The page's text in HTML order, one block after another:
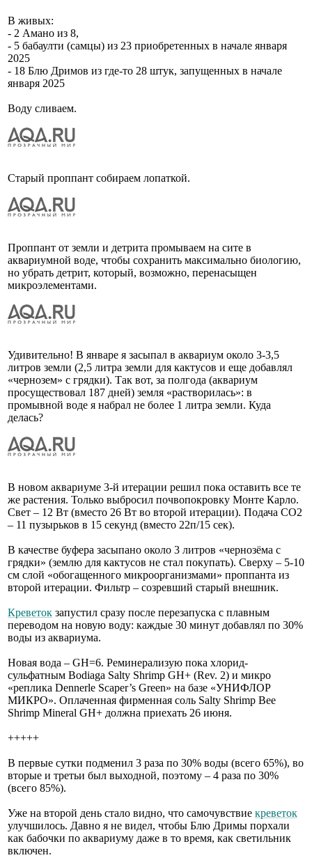
В живых:
- 2 Амано из 8,
- 5 бабаулти (самцы) из 23 приобретенных в начале января
2025
- 18 Блю Дримов из где-то 28 штук, запущенных в начале
января 2025
Воду сливаем.
Старый проппант собираем лопаткой.
Проппант от земли и детрита промываем на сите в
аквариумной воде, чтобы сохранить максимально биологию,
но убрать детрит, который, возможно, перенасыщен
микроэлементами.
Удивительно! В январе я засыпал в аквариум около 3-3,5
литров земли (2,5 литра земли для кактусов и еще добавлял
«чернозем» с грядки). Так вот, за полгода (аквариум
просуществовал 187 дней) земля «растворилась»: в
промывной воде я набрал не более 1 литра земли. Куда
делась?
В новом аквариуме 3-й итерации решил пока оставить все те
же растения. Только выбросил почвопокровку Монте Карло.
Свет – 12 Вт (вместо 26 Вт во второй итерации). Подача CO2
– 11 пузырьков в 15 секунд (вместо 22п/15 сек).
В качестве буфера засыпано около 3 литров «чернозёма с
грядки» (землю для кактусов не стал покупать). Сверху – 5-10
см слой «обогащенного микроорганизмами» проппанта из
второй итерации. Фильтр – созревший старый внешник.
Креветок запустил сразу после перезапуска с плавным
переводом на новую воду: каждые 30 минут добавлял по 30%
воды из аквариума.
Новая вода – GH=6. Реминерализую пока хлорид-
сульфатным Bodiaga Salty Shrimp GH+ (Rev. 2) и микро
«реплика Dennerle Scaper’s Green» на базе «УНИФЛОР
МИКРО». Оплаченная фирменная соль Salty Shrimp Bee
Shrimp Mineral GH+ должна приехать 26 июня.
+++++
В первые сутки подменил 3 раза по 30% воды (всего 65%), во
вторые и третьи был выходной, поэтому – 4 раза по 30%
(всего 85%).
Уже на второй день стало видно, что самочувствие креветок
улучшилось. Давно я не видел, чтобы Блю Дримы порхали
как бабочки по аквариуму даже в то время, как светильник
включен.